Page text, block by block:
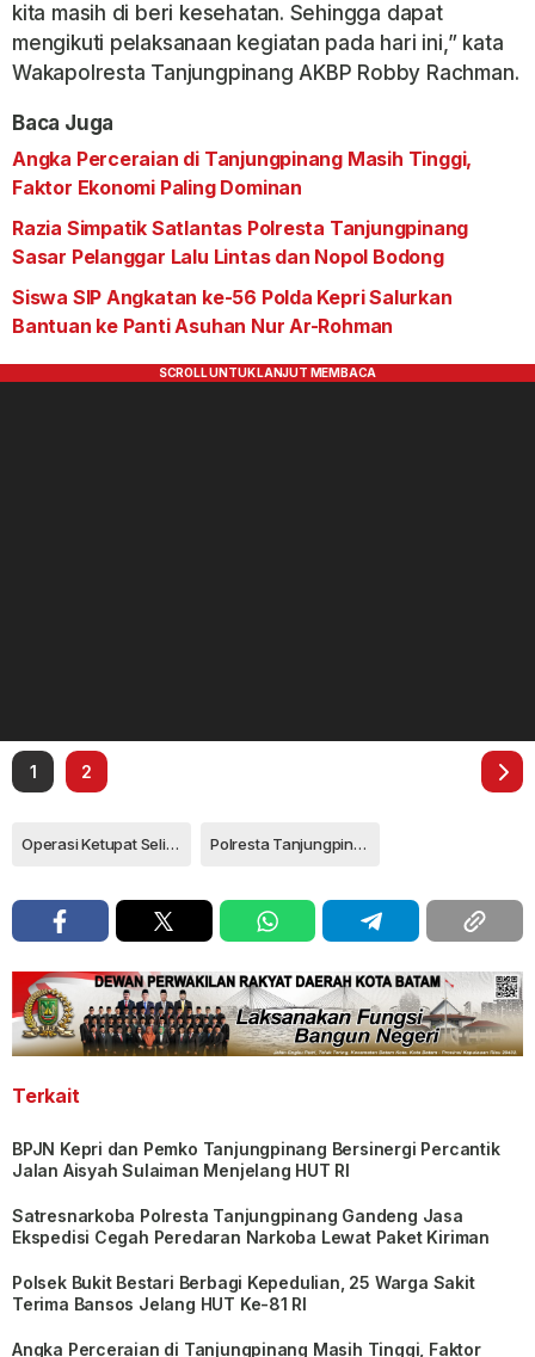
kita masih di beri kesehatan. Sehingga dapat
mengikuti pelaksanaan kegiatan pada hari ini,” kata
Wakapolresta Tanjungpinang AKBP Robby Rachman.
Baca Juga
Angka Perceraian di Tanjungpinang Masih Tinggi,
Faktor Ekonomi Paling Dominan
Razia Simpatik Satlantas Polresta Tanjungpinang
Sasar Pelanggar Lalu Lintas dan Nopol Bodong
Siswa SIP Angkatan ke-56 Polda Kepri Salurkan
Bantuan ke Panti Asuhan Nur Ar-Rohman
1 2
Operasi Ketupat Seligi 2023 Polresta Tanjungpinang
Terkait
BPJN Kepri dan Pemko Tanjungpinang Bersinergi Percantik
Jalan Aisyah Sulaiman Menjelang HUT RI
Satresnarkoba Polresta Tanjungpinang Gandeng Jasa
Ekspedisi Cegah Peredaran Narkoba Lewat Paket Kiriman
Polsek Bukit Bestari Berbagi Kepedulian, 25 Warga Sakit
Terima Bansos Jelang HUT Ke-81 RI
Angka Perceraian di Tanjungpinang Masih Tinggi, Faktor